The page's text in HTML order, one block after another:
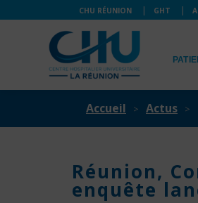
CHU RÉUNION GHT
Accueil Actus
Réunion,
enquête